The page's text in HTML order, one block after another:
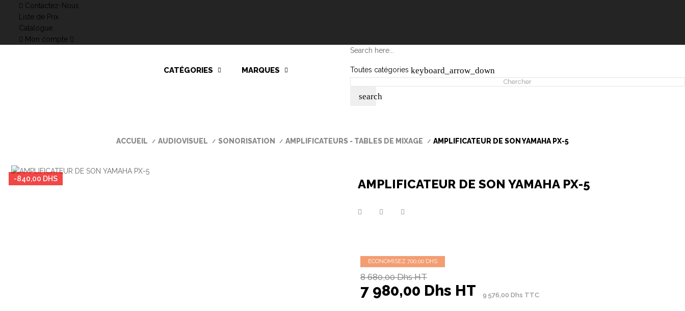
Contactez-Nous
Liste de Prix
Catalogue
Mon compte
CATÉGORIES MARQUES
Search here...
Toutes catégories keyboard_arrow_down
search
ACCUEIL AUDIOVISUEL SONORISATION AMPLIFICATEURS - TABLES DE MIXAGE AMPLIFICATEUR DE SON YAMAHA PX-5
-840,00 DHS AMPLIFICATEUR DE SON YAMAHA PX-5
ECONOMISEZ 700,00 DHS
8 680,00 Dhs HT
7 980,00 Dhs HT 9 576,00 Dhs TTC